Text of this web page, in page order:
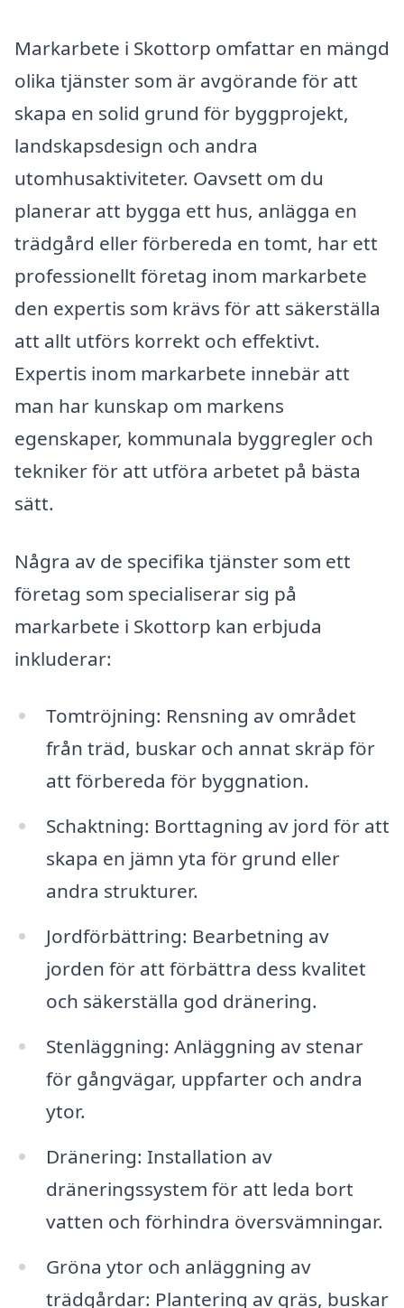
Markarbete i Skottorp omfattar en mängd
olika tjänster som är avgörande för att
skapa en solid grund för byggprojekt,
landskapsdesign och andra
utomhusaktiviteter. Oavsett om du
planerar att bygga ett hus, anlägga en
trädgård eller förbereda en tomt, har ett
professionellt företag inom markarbete
den expertis som krävs för att säkerställa
att allt utförs korrekt och effektivt.
Expertis inom markarbete innebär att
man har kunskap om markens
egenskaper, kommunala byggregler och
tekniker för att utföra arbetet på bästa
sätt.
Några av de specifika tjänster som ett
företag som specialiserar sig på
markarbete i Skottorp kan erbjuda
inkluderar:
Tomtröjning: Rensning av området
från träd, buskar och annat skräp för
att förbereda för byggnation.
Schaktning: Borttagning av jord för att
skapa en jämn yta för grund eller
andra strukturer.
Jordförbättring: Bearbetning av
jorden för att förbättra dess kvalitet
och säkerställa god dränering.
Stenläggning: Anläggning av stenar
för gångvägar, uppfarter och andra
ytor.
Dränering: Installation av
dräneringssystem för att leda bort
vatten och förhindra översvämningar.
Gröna ytor och anläggning av
trädgårdar: Plantering av gräs, buskar